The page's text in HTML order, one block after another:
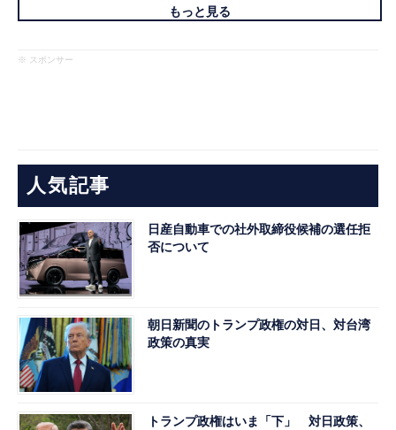
もっと見る
※ スポンサー
人気記事
日産自動車での社外取締役候補の選任拒
否について
朝日新聞のトランプ政権の対日、対台湾
政策の真実
トランプ政権はいま「下」 対日政策、